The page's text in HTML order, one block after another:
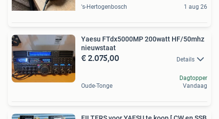
's-Hertogenbosch 1 aug 26
Yaesu FTdx5000MP 200watt HF/50mhz
nieuwstaat
€ 2.075,00 Details
Oude-Tonge
Dagtopper
Vandaag